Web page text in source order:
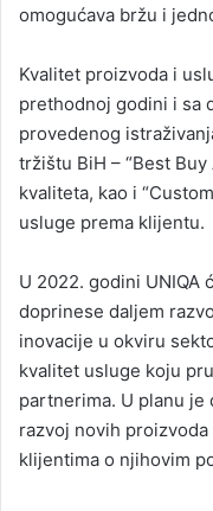
omogućava bržu i
Kvalitet proizvoda i
prethodnoj godini i sa
provedenog
tržištu BiH – “Best
kvaliteta, kao i
usluge prema klijentu.
U 2022. godini UNIQA
doprinese daljem
inovacije u okviru
kvalitet usluge koju
partnerima. U planu je
razvoj novih
klijentima o njihovim